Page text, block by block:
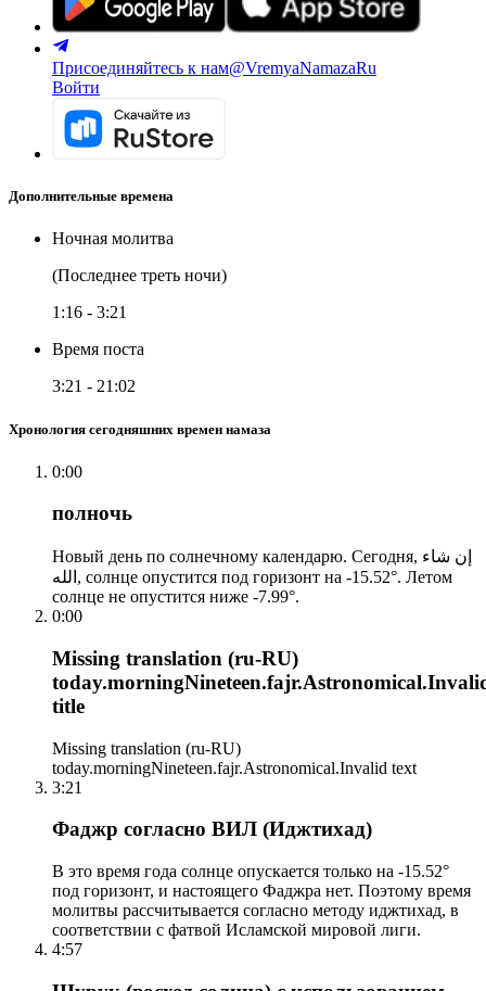
Присоединяйтесь к нам@VremyaNamazaRu
Войти
Дополнительные времена
Ночная молитва
(Последнее треть ночи)
1:16 - 3:21
Время поста
3:21 - 21:02
Хронология сегодняшних времен намаза
0:00
полночь
Новый день по солнечному календарю. Сегодня, إن شاء
الله, солнце опустится под горизонт на -15.52°. Летом
солнце не опустится ниже -7.99°.
0:00
Missing translation (ru-RU)
title
Missing translation (ru-RU)
today.morningNineteen.fajr.Astronomical.Invalid text
3:21
Фаджр согласно ВИЛ (Иджтихад)
В это время года солнце опускается только на -15.52°
под горизонт, и настоящего Фаджра нет. Поэтому время
молитвы рассчитывается согласно методу иджтихад, в
соответствии с фатвой Исламской мировой лиги.
4:57